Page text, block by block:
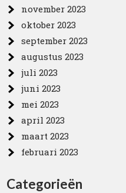
november 2023
oktober 2023
september 2023
augustus 2023
juli 2023
juni 2023
mei 2023
april 2023
maart 2023
februari 2023
Categorieën